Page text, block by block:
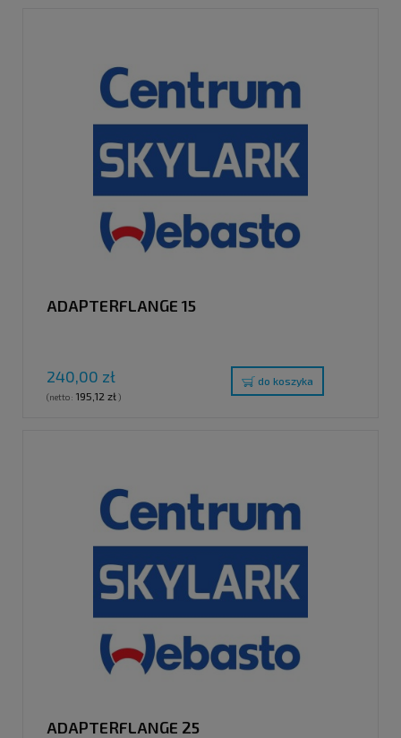
ADAPTERFLANGE 15
240,00 zł
(netto: 195,12 zł)
do koszyka
ADAPTERFLANGE 25